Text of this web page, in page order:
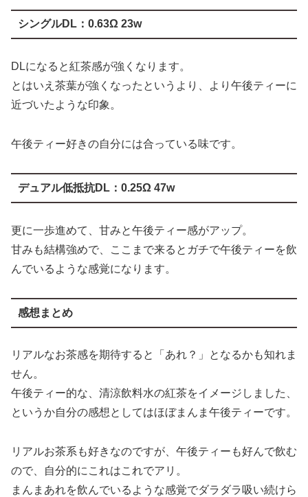
シングルDL： 0.63Ω 23w
DLになると紅茶感が強くなります。
とはいえ茶葉が強くなったというより、より午後ティーに
近づいたような印象。
午後ティー好きの自分には合っている味です。
デュアル低抵抗DL：0.25Ω 47w
更に一歩進めて、甘みと午後ティー感がアップ。
甘みも結構強めで、ここまで来るとガチで午後ティーを飲
んでいるような感覚になります。
感想まとめ
リアルなお茶感を期待すると「あれ？」となるかも知れま
せん。
午後ティー的な、清涼飲料水の紅茶をイメージしました、
というか自分の感想としてはほぼまんま午後ティーです。
リアルお茶系も好きなのですが、午後ティーも好んで飲む
ので、自分的にこれはこれでアリ。
まんまあれを飲んでいるような感覚でダラダラ吸い続けら